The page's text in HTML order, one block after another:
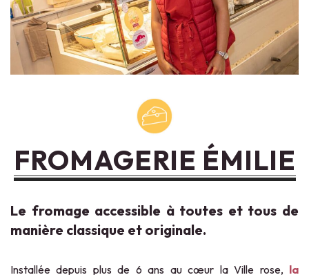
FROMAGERIE ÉMILIE
Le fromage accessible à toutes et tous de
manière classique et originale.
Installée depuis plus de 6 ans au cœur la Ville rose, la